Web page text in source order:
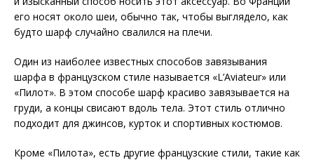
его носят около шеи, обычно так, чтобы выглядело, как
будто шарф случайно свалился на плечи.
Один из наиболее известных способов завязывания
шарфа в французском стиле называется «L’Aviateur» или
«Пилот». В этом способе шарф красиво завязывается на
груди, а концы свисают вдоль тела. Этот стиль отлично
подходит для джинсов, курток и спортивных костюмов.
Кроме «Пилота», есть другие французские стили, такие как